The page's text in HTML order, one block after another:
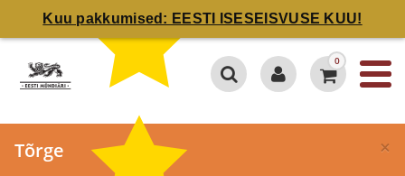
Kuu pakkumised: EESTI ISESEISVUSE KUU!
0
×
Tõrge